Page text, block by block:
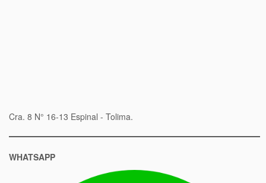
Cra. 8 N° 16-13 Espinal - Tolima.
WHATSAPP